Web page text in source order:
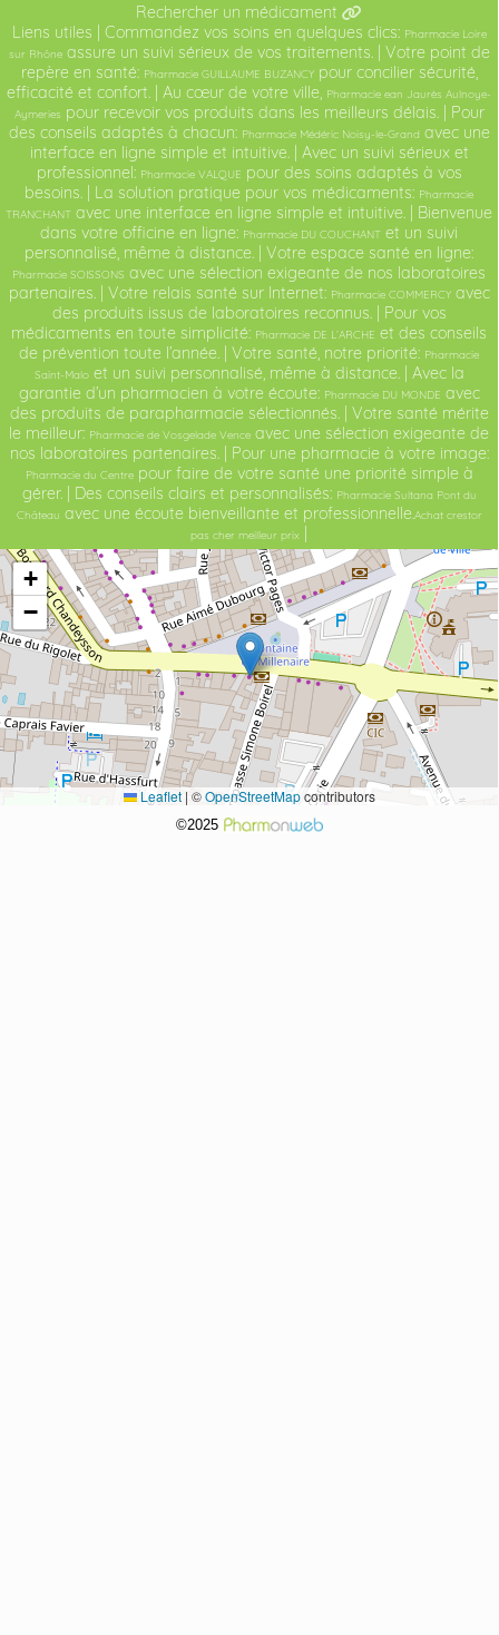
Rechercher un médicament
Liens utiles | Commandez vos soins en quelques clics: Pharmacie Loire
sur Rhôneassure un suivi sérieux de vos traitements. | Votre point de
repère en santé: Pharmacie GUILLAUME BUZANCYpour concilier sécurité,
efficacité et confort. | Au cœur de votre ville,
Pharmacie ean Jaurès Aulnoye-
Aymeries pour recevoir vos produits dans les meilleurs délais. | Pour
des conseils adaptés à chacun: Pharmacie Médéric Noisy-le-Grand avec une
interface en ligne simple et intuitive. | Avec un suivi sérieux et
professionnel: Pharmacie VALQUE pour des soins adaptés à vos
besoins. | La solution pratique pour vos médicaments: Pharmacie
TRANCHANT avec une interface en ligne simple et intuitive. | Bienvenue
dans votre officine en ligne: Pharmacie DU COUCHANT et un suivi
personnalisé, même à distance. | Votre espace santé en ligne:
Pharmacie SOISSONS avec une sélection exigeante de nos laboratoires
partenaires. | Votre relais santé sur Internet: Pharmacie COMMERCYavec
des produits issus de laboratoires reconnus. | Pour vos
médicaments en toute simplicité: Pharmacie DE L’ARCHE et des conseils
de prévention toute l’année. | Votre santé, notre priorité: Pharmacie
Saint-Maloet un suivi personnalisé, même à distance. | Avec la
garantie d’un pharmacien à votre écoute: Pharmacie DU MONDE avec
des produits de parapharmacie sélectionnés. | Votre santé mérite
le meilleur: Pharmacie de Vosgelade Vence avec une sélection exigeante de
nos laboratoires partenaires. | Pour une pharmacie à votre image:
Pharmacie du Centrepour faire de votre santé une priorité simple à
gérer. | Des conseils clairs et personnalisés: Pharmacie Sultana Pont du
Château avec une écoute bienveillante et professionnelle. Achat crestor
pas cher meilleur prix
+
−
Leaflet | ©OpenStreetMapcontributors
©2025